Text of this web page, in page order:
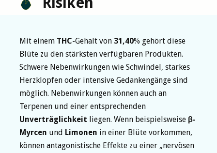
Mit einem THC-Gehalt von 31,40% gehört diese
Blüte zu den stärksten verfügbaren Produkten.
Schwere Nebenwirkungen wie Schwindel, starkes
Herzklopfen oder intensive Gedankengänge sind
möglich. Nebenwirkungen können auch an
Terpenen und einer entsprechenden
Unverträglichkeit liegen. Wenn beispielsweise β-
Myrcen und Limonen in einer Blüte vorkommen,
können antagonistische Effekte zu einer „nervösen